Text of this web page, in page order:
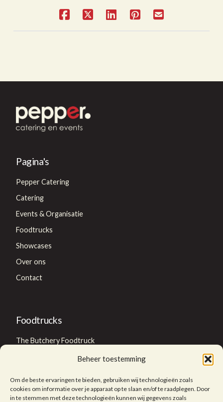
Beheer toestemming
Om de beste ervaringen te bieden, gebruiken wij technologieën zoals
cookies om informatie over je apparaat op te slaan en/of te raadplegen. Door
in te stemmen met deze technologieën kunnen wij gegevens zoals
Pagina's
Pepper Catering
Catering
Events & Organisatie
Foodtrucks
Showcases
Over ons
Contact
Foodtrucks
The Butchery Foodtruck
Foodtruck huren?